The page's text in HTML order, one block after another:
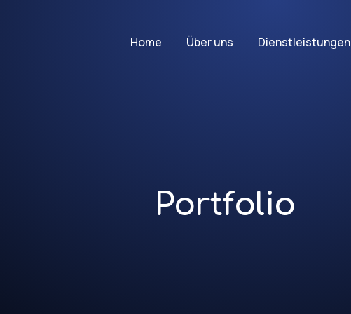
Home Über uns Dienstleistungen
Portfolio